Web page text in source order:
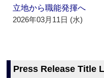
立地から職能発揮へ
2026年03月11日 (水)
Press Release Title